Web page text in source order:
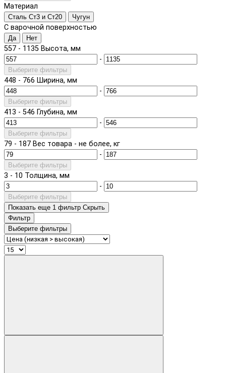
Материал
Сталь Ст3 и Ст20 Чугун
С варочной поверхностью
Да Нет
557 - 1135 Высота, мм
-
Выберите фильтры
448 - 766 Ширина, мм
-
Выберите фильтры
413 - 546 Глубина, мм
-
Выберите фильтры
79 - 187 Вес товара - не более, кг
-
Выберите фильтры
3 - 10 Толщина, мм
-
Выберите фильтры
Показать еще 1 фильтр Скрыть
Фильтр
Выберите фильтры